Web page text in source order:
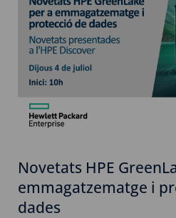
Novetats HPE
emmagatzematge i
dades